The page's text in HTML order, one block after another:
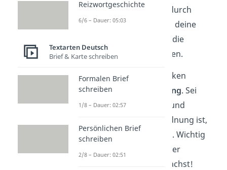
Supermarkt. Wie auch durch
Affirmationen lenkst du deine
Gedanken dadurch auf die
positiven Dinge
im Leben.
Veränderungen im Denken
brauchen
Übung. Sei
geduldig mit dir selbst und
bedenke, dass es in Ordnung ist,
Rückschläge zu erleben. Wichtig
ist, dass du immer wieder
aufstehst und weitermachst!
Reizwortgeschichte
6/6 – Dauer: 05:03
Textarten Deutsch
Brief & Karte schreiben
Formalen Brief
schreiben
1/8 – Dauer: 02:57
Persönlichen Brief
schreiben
2/8 – Dauer: 02:51